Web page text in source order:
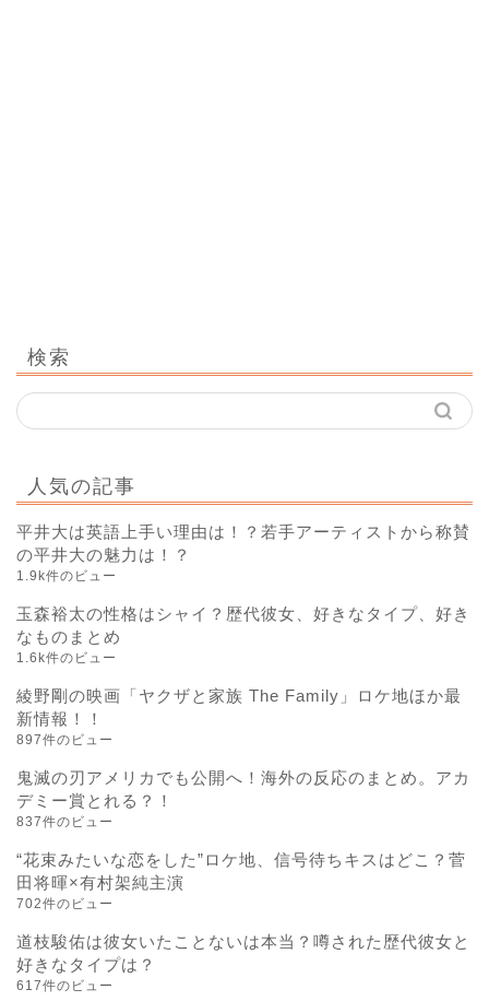
検索
人気の記事
平井大は英語上手い理由は！？若手アーティストから称賛
の平井大の魅力は！？
1.9k件のビュー
玉森裕太の性格はシャイ？歴代彼女、好きなタイプ、好き
なものまとめ
1.6k件のビュー
綾野剛の映画「ヤクザと家族 The Family」ロケ地ほか最
新情報！！
897件のビュー
鬼滅の刃アメリカでも公開へ！海外の反応のまとめ。アカ
デミー賞とれる？！
837件のビュー
“花束みたいな恋をした”ロケ地、信号待ちキスはどこ？菅
田将暉×有村架純主演
702件のビュー
道枝駿佑は彼女いたことないは本当？噂された歴代彼女と
好きなタイプは？
617件のビュー